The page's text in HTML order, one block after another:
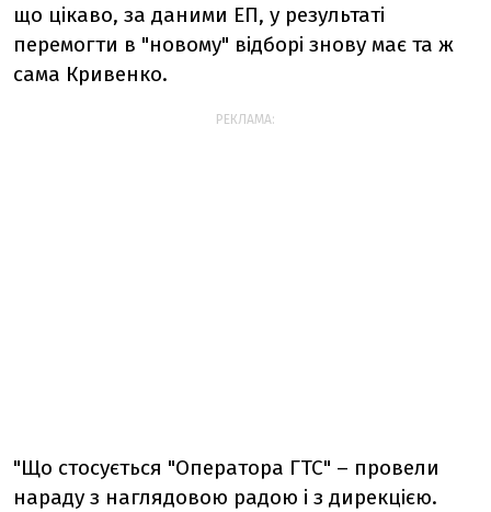
що цікаво, за даними ЕП, у результаті
перемогти в "новому" відборі знову має та ж
сама Кривенко.
РЕКЛАМА:
"Що стосується "Оператора ГТС" – провели
нараду з наглядовою радою і з дирекцією.